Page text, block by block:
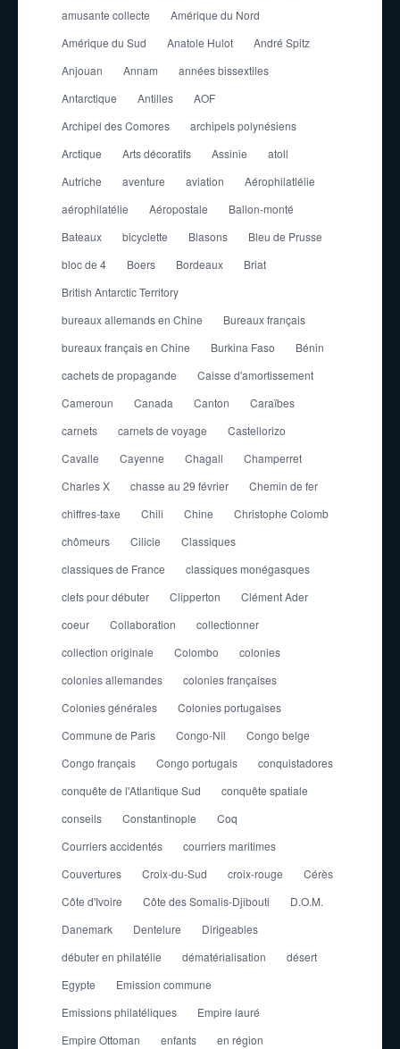
amusante collecte
Amérique du Nord
Amérique du Sud
Anatole Hulot
André Spitz
Anjouan
Annam
années bissextiles
Antarctique
Antilles
AOF
Archipel des Comores
archipels polynésiens
Arctique
Arts décoratifs Assinie
atoll
Autriche
aventure aviation
Aérophilatlélie
aérophilatélie
Aéropostale
Ballon-monté
Bateaux
bicyclette Blasons
Bleu de Prusse
bloc de 4
Boers Bordeaux
Briat
British Antarctic Territory
bureaux allemands en Chine
Bureaux français
bureaux français en Chine
Burkina Faso
Bénin
cachets de propagande
Caisse d'amortissement
Cameroun
Canada Canton
Caraïbes
carnets
carnets de voyage
Castellorizo
Cavalle
Cayenne Chagall
Champerret
Charles X
chasse au 29 février
Chemin de fer
chiffres-taxe
Chili Chine
Christophe Colomb
chômeurs
Cilicie
Classiques
classiques de France
classiques monégasques
clefs pour débuter
Clipperton
Clément Ader
coeur
Collaboration
collectionner
collection originale
Colombo
colonies
colonies allemandes
colonies françaises
Colonies générales
Colonies portugaises
Commune de Paris
Congo-Nil
Congo belge
Congo français
Congo portugais
conquistadores
conquête de l'Atlantique Sud
conquête spatiale
conseils
Constantinople
Coq
Courriers accidentés
courriers maritimes
Couvertures
Croix-du-Sud croix-rouge
Cérès
Côte d'Ivoire
Côte des Somalis-Djibouti
D.O.M.
Danemark
Dentelure
Dirigeables
débuter en philatélie
dématérialisation
désert
Egypte
Emission commune
Emissions philatéliques
Empire lauré
Empire Ottoman
enfants
en région